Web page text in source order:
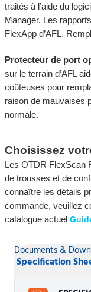
traités à l’aide du
Manager. Les
FlexApp d’AFL.
Protecteur de port
sur le terrain d’AFL
coûteuses pour
raison de mauvaises
normale.
Choisissez
Les OTDR FlexScan
de trousses et de
connaître les détails
commande, veuillez
catalogue actuel
Documents &
Specification